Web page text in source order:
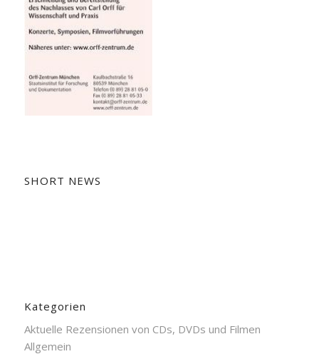
SHORT NEWS
Kategorien
Aktuelle Rezensionen von CDs, DVDs und Filmen
Allgemein